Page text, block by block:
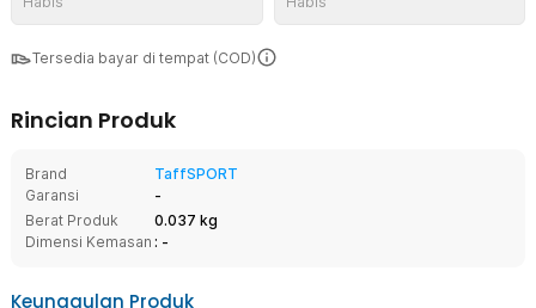
Tersedia bayar di tempat (COD)
Rincian Produk
Brand
TaffSPORT
Garansi
-
Berat Produk
0.037 kg
Dimensi Kemasan : -
Keunggulan Produk